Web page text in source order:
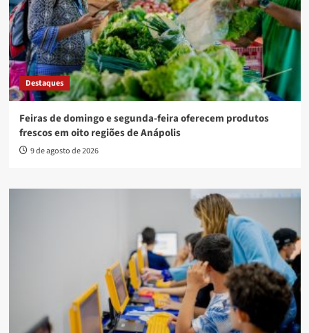
Destaques
Feiras de domingo e segunda-feira oferecem produtos
frescos em oito regiões de Anápolis
9 de agosto de 2026